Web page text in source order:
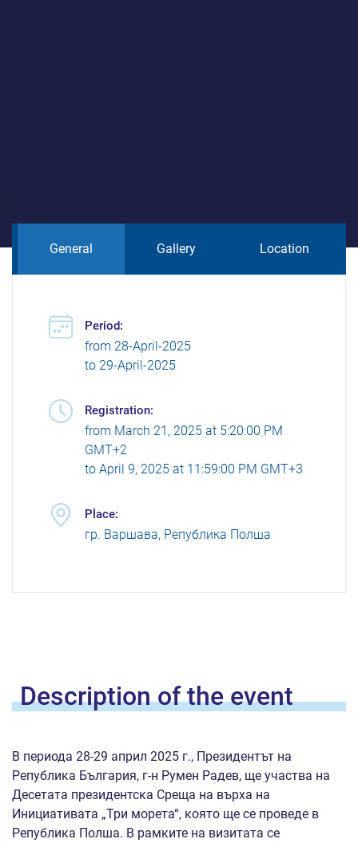
General Gallery Location
Period:
from 28-April-2025
to 29-April-2025
Registration:
from March 21, 2025 at 5:20:00 PM
GMT+2
to April 9, 2025 at 11:59:00 PM GMT+3
Place:
гр. Варшава, Република Полша
Description of theevent
В периода 28-29 април 2025 г., Президентът на
Република България, г-н Румен Радев, ще участва на
Десетата президентска Среща на върха на
Инициативата „Три морета“, която ще се проведе в
Република Полша. В рамките на визитата се